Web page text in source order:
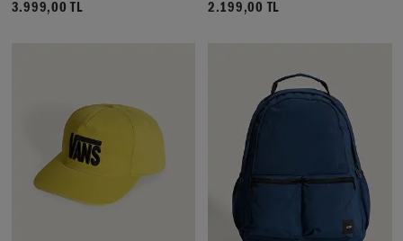
3.999,00 TL 2.199,00 TL